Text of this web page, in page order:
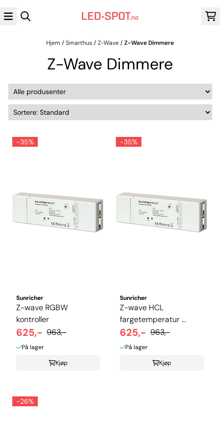
Hopp til innhold
Hjem /Smarthus/Z-Wave/Z-Wave Dimmere
Z-Wave Dimmere
-35%
Sunricher
Z-wave RGBW
kontroller
625,- 963,-
På lager
Kjøp
-35%
Sunricher
Z-wave HCL
fargetemperatur ...
625,- 963,-
På lager
Kjøp
-26%